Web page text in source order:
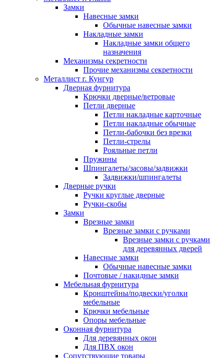
Замки
Навесные замки
Обычные навесные замки
Накладные замки
Накладные замки общего
назначения
Механизмы секретности
Прочие механизмы секретности
Металлист г. Кунгур
Дверная фурнитура
Крючки дверные/ветровые
Петли дверные
Петли накладные карточные
Петли накладные обычные
Петли-бабочки без врезки
Петли-стрелы
Рояльные петли
Пружины
Шпингалеты/засовы/задвижки
Задвижки/шпингалеты
Дверные ручки
Ручки круглые дверные
Ручки-скобы
Замки
Врезные замки
Врезные замки с ручками
Врезные замки с ручками
для деревянных дверей
Навесные замки
Обычные навесные замки
Почтовые / накидные замки
Мебельная фурнитура
Кронштейны/подвески/уголки
мебельные
Крючки мебельные
Опоры мебельные
Оконная фурнитура
Для деревянных окон
Для ПВХ окон
Сопутствующие товары